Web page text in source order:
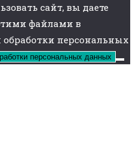
сайт, вы даете
файлами в
обработки персональных
персональных данных